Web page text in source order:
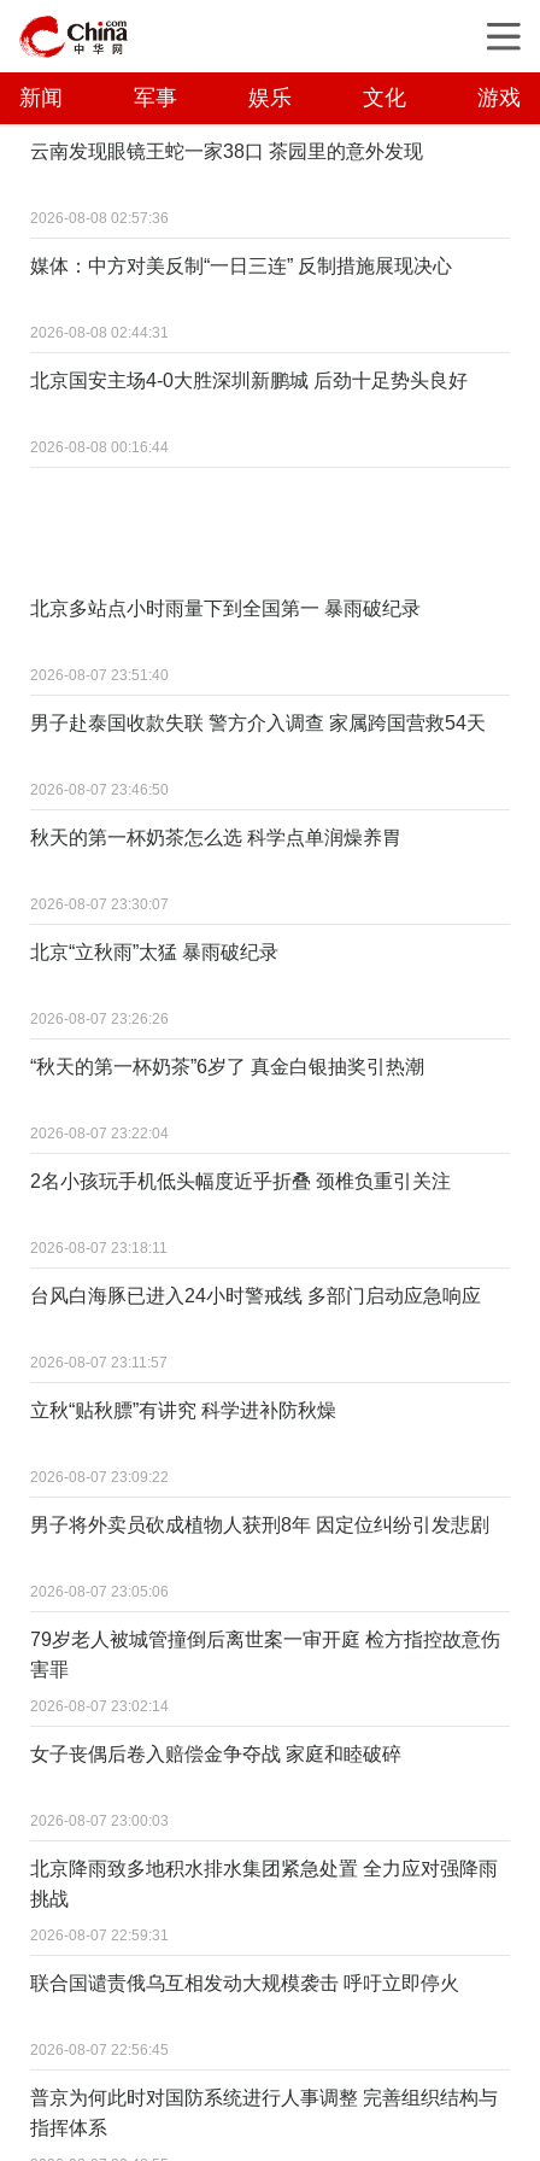
新闻 军事 娱乐 文化 游戏
云南发现眼镜王蛇一家38口 茶园里的意外发现
2026-08-08 02:57:36
媒体：中方对美反制“一日三连” 反制措施展现决心
2026-08-08 02:44:31
北京国安主场4-0大胜深圳新鹏城 后劲十足势头良好
2026-08-08 00:16:44
北京多站点小时雨量下到全国第一 暴雨破纪录
2026-08-07 23:51:40
男子赴泰国收款失联 警方介入调查 家属跨国营救54天
2026-08-07 23:46:50
秋天的第一杯奶茶怎么选 科学点单润燥养胃
2026-08-07 23:30:07
北京“立秋雨”太猛 暴雨破纪录
2026-08-07 23:26:26
“秋天的第一杯奶茶”6岁了 真金白银抽奖引热潮
2026-08-07 23:22:04
2名小孩玩手机低头幅度近乎折叠 颈椎负重引关注
2026-08-07 23:18:11
台风白海豚已进入24小时警戒线 多部门启动应急响应
2026-08-07 23:11:57
立秋“贴秋膘”有讲究 科学进补防秋燥
2026-08-07 23:09:22
男子将外卖员砍成植物人获刑8年 因定位纠纷引发悲剧
2026-08-07 23:05:06
79岁老人被城管撞倒后离世案一审开庭 检方指控故意伤
害罪
2026-08-07 23:02:14
女子丧偶后卷入赔偿金争夺战 家庭和睦破碎
2026-08-07 23:00:03
北京降雨致多地积水排水集团紧急处置 全力应对强降雨
挑战
2026-08-07 22:59:31
联合国谴责俄乌互相发动大规模袭击 呼吁立即停火
2026-08-07 22:56:45
普京为何此时对国防系统进行人事调整 完善组织结构与
指挥体系